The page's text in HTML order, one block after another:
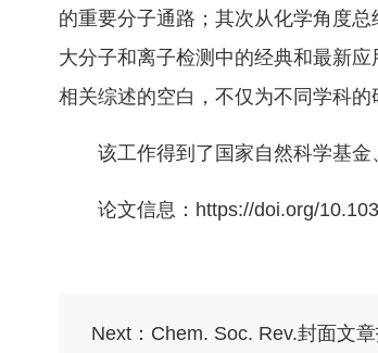
的重要分子通路；其次从化学角度
大分子和离子检测中的经典和最新
相关综述的空白，不仅为不同学科
该工作得到了国家自然科学基金
论文信息： https://doi.org/
Next： Chem. Soc. Rev.封面文章报道黄维院